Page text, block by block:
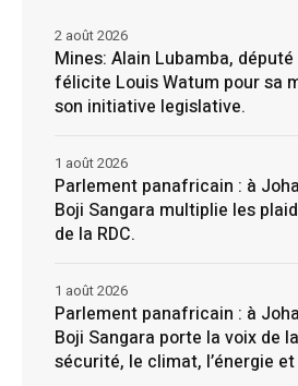
Mines: Alain Lubamba,
félicite Louis Watum pour sa
son initiative legislative.
2 août 2026
Parlement panafricain : à
Boji Sangara multiplie les
de la RDC.
1 août 2026
Parlement panafricain : à
Boji Sangara porte la voix de
sécurité, le climat, l’énergie et
1 août 2026